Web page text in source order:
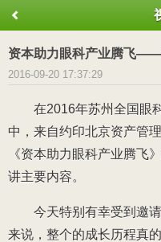
资本助力眼科产业腾飞
2016-09-20 17:37:29
在2016年苏州全国眼科
中，来自约印北京资产管
《资本助力眼科产业腾飞
讲主要内容。
今天特别有幸受到邀请
来说，整个的成长历程真